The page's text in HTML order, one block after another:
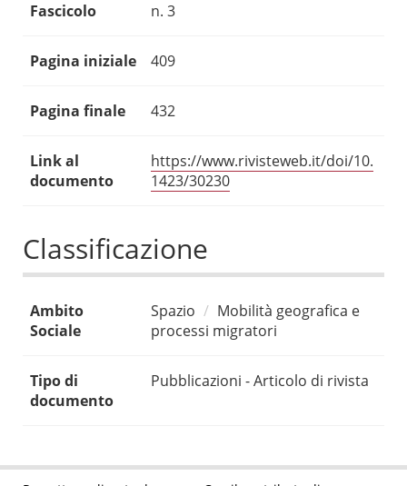
Fascicolo n. 3
Pagina iniziale 409
Pagina finale 432
Link al
documento
https://www.rivisteweb.it/doi/10.
1423/30230
Classificazione
Ambito
Sociale
Spazio
Mobilità geografica e
processi migratori
Tipo di
documento
Pubblicazioni - Articolo di rivista